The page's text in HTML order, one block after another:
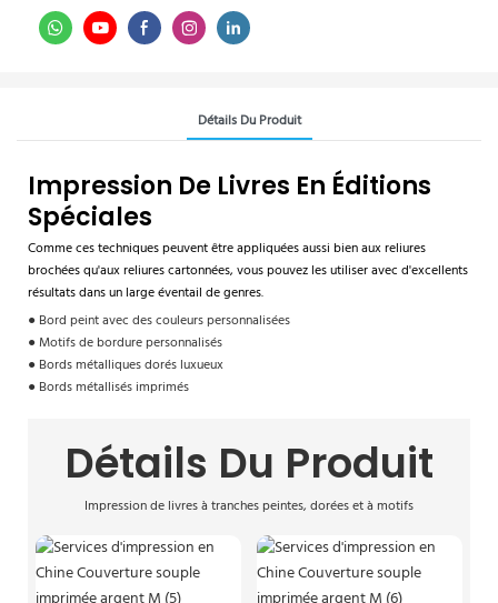
Détails Du Produit
Impression De Livres En Éditions
Spéciales
Comme ces techniques peuvent être appliquées aussi bien aux reliures
brochées qu'aux reliures cartonnées, vous pouvez les utiliser avec d'excellents
résultats dans un large éventail de genres.
● Bord peint avec des couleurs personnalisées
● Motifs de bordure personnalisés
● Bords métalliques dorés luxueux
● Bords métallisés imprimés
Détails Du Produit
Impression de livres à tranches peintes, dorées et à motifs